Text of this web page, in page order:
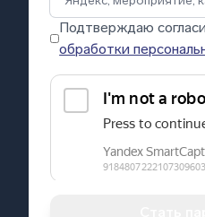
Подтверждаю
обработки